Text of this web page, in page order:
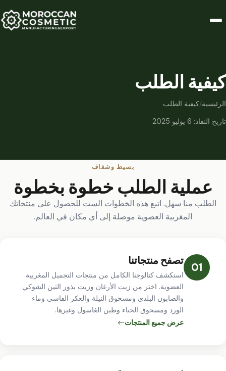
كيفية الطلب
الرئيسية/كيفية الطلب
تاريخ النفاذ: 6 يوليو 2025
بسيط وشفاف
عملية الطلب خطوة بخطوة
الطلب منا سهل. اتبع هذه الخطوات الست للحصول على منتجاتك
المغربية العضوية موصلة إلى أي مكان في العالم.
01 تصفح منتجاتنا
استكشف كتالوجنا الكامل من منتجات التجميل المغربية
العضوية. اختر من زيت الأرغان وزيت بذور التين الشوكي
والصابون البلدي ومسحوق النيلة والعكر الفاسي وماء
الورد ومسحوق الحناء وطين الغاسول وغيرها.
عرض جميع المنتجات